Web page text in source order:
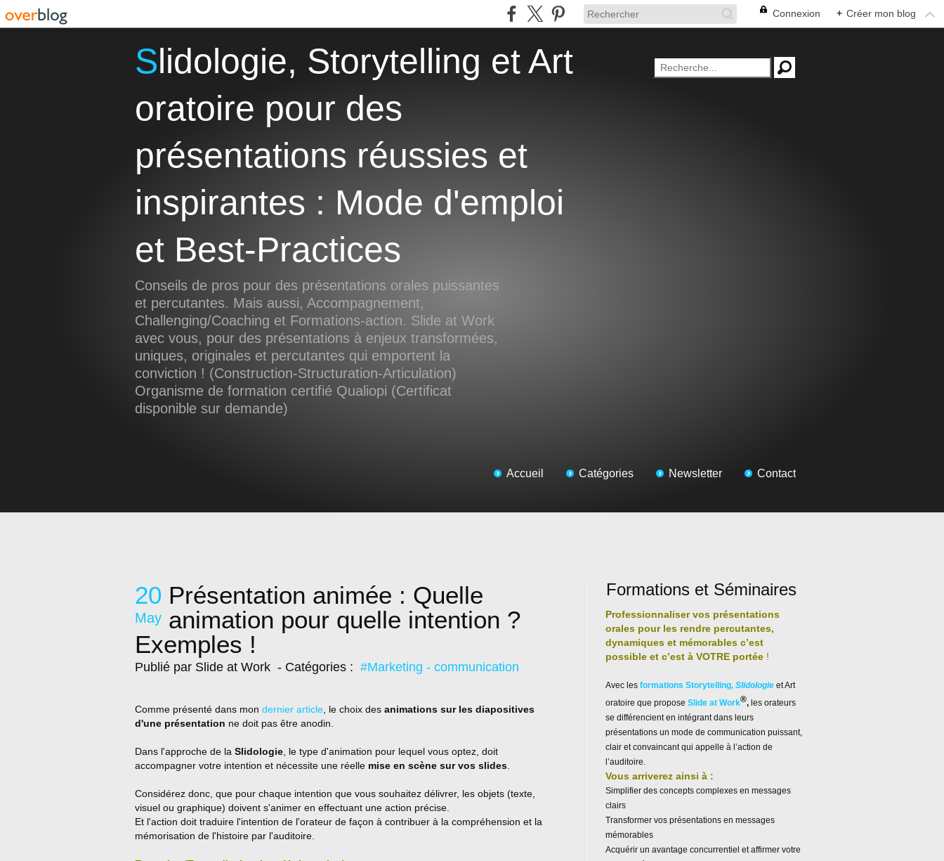
Connexion + Créer mon blog
Slidologie, Storytelling et Art
oratoire pour des
présentations réussies et
inspirantes : Mode d'emploi
et Best-Practices
Conseils de pros pour des présentations orales puissantes
et percutantes. Mais aussi, Accompagnement,
Challenging/Coaching et Formations-action. Slide at Work
avec vous, pour des présentations à enjeux transformées,
uniques, originales et percutantes qui emportent la
conviction ! (Construction-Structuration-Articulation)
Organisme de formation certifié Qualiopi (Certificat
disponible sur demande)
Accueil Catégories Newsletter Contact
20
May
Présentation animée : Quelle
animation pour quelle intention ?
Exemples !
Publié par Slide at Work - Catégories : #Marketing - communication
Comme présenté dans mon dernier article , le choix des animations sur les diapositives
d'une présentation ne doit pas être anodin.
Dans l'approche de la Slidologie , le type d'animation pour lequel vous optez, doit
accompagner votre intention et nécessite une réelle mise en scène sur vos slides
Considérez donc, que pour chaque intention que vous souhaitez délivrer, les objets (texte,
visuel ou graphique) doivent s'animer en effectuant une action précise.
Et l'action doit traduire l'intention de l'orateur de façon à contribuer à la compréhension et la
mémorisation de l'histoire par l'auditoire
Formations et Séminaires
Professionnaliser vos présentations
orales pour les rendre percutantes,
dynamiques et mémorables c’est
possible et c’est à VOTRE portée !
Avec les formations Storytelling, Slidologie et Art
oratoire que propose Slide at Work®, les orateurs
se différencient en intégrant dans leurs
présentations un mode de communication puissant,
clair et convaincant qui appelle à l’action de
l’auditoire.
Vous arriverez ainsi à :
Simplifier des concepts complexes en messages
clairs
Transformer vos présentations en messages
mémorables
Acquérir un avantage concurrentiel et affirmer votre